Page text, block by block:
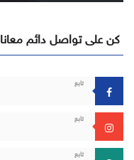
كن على تواصل دائم معانا
تابع
تابع
تابع